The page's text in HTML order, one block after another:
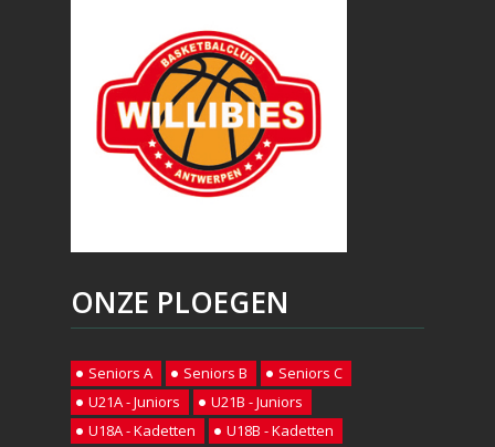
ONZE PLOEGEN
Seniors A Seniors B
Seniors C
U21A - Juniors
U21B - Juniors
U18A - Kadetten
U18B - Kadetten